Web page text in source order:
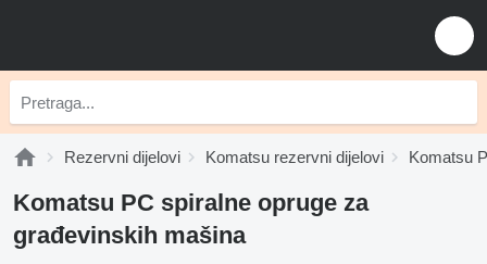
Rezervni dijelovi Komatsu rezervni dijelovi Komatsu
Komatsu PC spiralne opruge za
građevinskih mašina